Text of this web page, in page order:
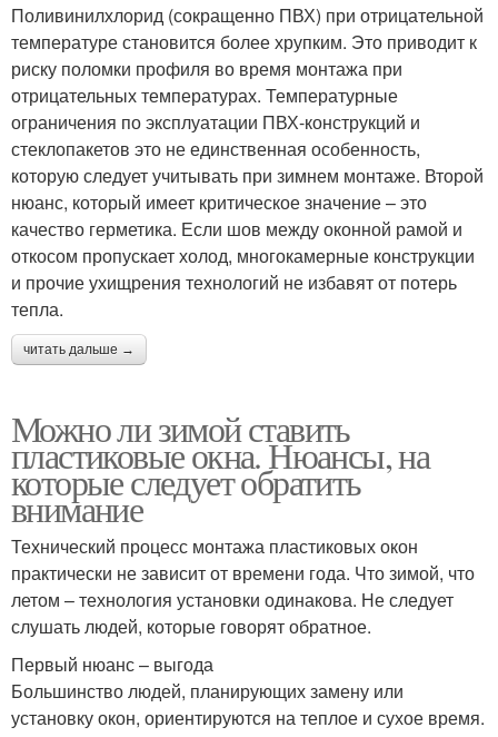
Поливинилхлорид (сокращенно ПВХ) при отрицательной
температуре становится более хрупким. Это приводит к
риску поломки профиля во время монтажа при
отрицательных температурах. Температурные
ограничения по эксплуатации ПВХ-конструкций и
стеклопакетов это не единственная особенность,
которую следует учитывать при зимнем монтаже. Второй
нюанс, который имеет критическое значение – это
качество герметика. Если шов между оконной рамой и
откосом пропускает холод, многокамерные конструкции
и прочие ухищрения технологий не избавят от потерь
тепла.
читать дальше →
Можно ли зимой ставить
пластиковые окна. Нюансы, на
которые следует обратить
внимание
Технический процесс монтажа пластиковых окон
практически не зависит от времени года. Что зимой, что
летом – технология установки одинакова. Не следует
слушать людей, которые говорят обратное.
Первый нюанс – выгода
Большинство людей, планирующих замену или
установку окон, ориентируются на теплое и сухое время.